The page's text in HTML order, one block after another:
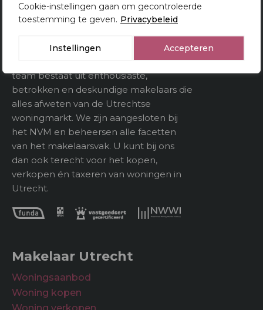
Cookie-instellingen gaan om gecontroleerde
toestemming te geven. Privacybeleid
Instellingen Accepteren
Aantal kamers
Aantal verdiepeingen
Buitenruimte
Tuin
Van Doorn Makelaardij
Utrecht
Al 80 jaar is Van Doorn Makelaardij een
begrip in Utrecht en omstreken. Ons
team bestaat uit enthousiaste,
betrokken en deskundige makelaars die
alles afweten van de Utrechtse
woningmarkt. We zijn aangesloten bij
het NVM en beheersen alle facetten
van het makelaarsvak. U kunt bij ons
dan ook terecht voor het kopen,
verkopen én taxeren van woningen in
Utrecht.
Makelaar Utrecht
Woningsaanbod
Woning kopen
Woning verkopen